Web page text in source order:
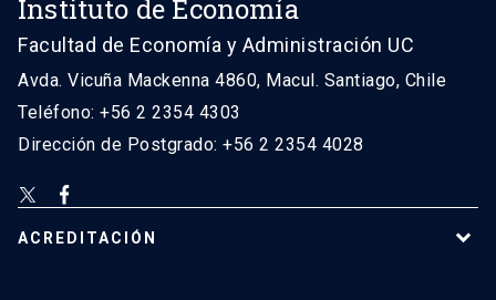
Instituto de Economía
Facultad de Economía y Administración UC
Avda. Vicuña Mackenna 4860, Macul. Santiago, Chile
Teléfono: +56 2 2354 4303
Dirección de Postgrado: +56 2 2354 4028
ACREDITACIÓN